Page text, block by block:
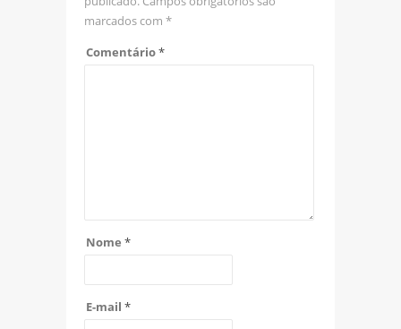
marcados com *
Comentário*
Nome *
E-mail *